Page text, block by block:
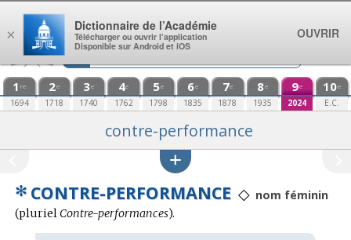
Aller au contenu
1 re
1694
2e
1718
3e
1740
4e
1762
5e
1798
6e
1835
7e
1878
8e
1935
9e
2024
10e
E.C.
contre-performance
✻ CONTRE-PERFORMANCE ◇ nom féminin
(pluriel Contre-performances).
×
Dictionnaire de l’Académie
Télécharger ou ouvrir l’application
Disponible sur Android et iOS
OUVRIR